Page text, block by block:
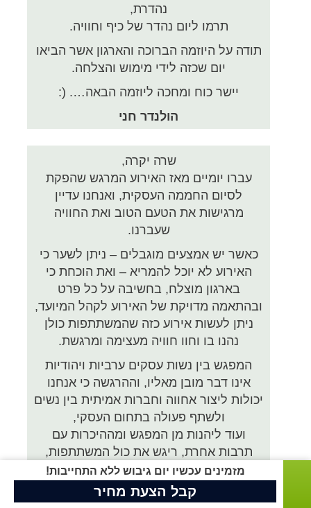
נהדרת,
תרמו ליום נהדר של כיף וחוויה.
תודה על היוזמה הברוכה והארגון אשר הביאו
יום שכזה לידי מימוש והצלחה.
יישר כוח ומחכה ליוזמה הבאה…. (:
הולנדר חני
שרה יקרה,
עברו יומיים מאז האירוע המרגש שהפקת
לסיום החממה העסקית, ואנחנו עדיין
מרגישות את הטעם הטוב ואת החוויה
שעברנו.
כאשר יש אמצעים מוגבלים – ניתן לשער כי
האירוע לא יוכל להמריא – ואת הוכחת כי
בארגון מוצלח, בחשיבה על כל פרט
ובהתאמה מדויקת של האירוע לקהל המיועד,
ניתן לעשות אירוע כזה שהמשתתפות כולן
נהנו בו וחוו חוויה מעצימה ומרגשת.
המפגש בין נשות עסקים ערביות ויהודיות
אינו דבר מובן מאליו, וההרגשה כי אנחנו
יכולות ליצור אחווה וחברות אמיתית בין נשים
ולשתף פעולה בתחום העסקי,
ועוד ליהנות מן המפגש ומההיכרות עם
תרבות אחרת, ריגש את כול המשתתפות,
ואף השאיר טעם ורצון למפגשים נוספים.
אנו רוצות לקוות ולהאמין כי בעתיד נוכל
מזמינים עכשיו יום גיבוש ללא התחייבות!
קבל הצעת מחיר